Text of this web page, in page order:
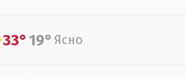
33°19° Ясно